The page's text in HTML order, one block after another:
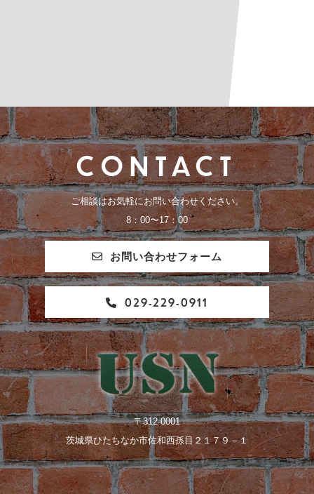
CONTACT
ご相談はお気軽にお問い合わせください。
8：00〜17：00
お問い合わせフォーム
029-229-0911
〒312-0001
茨城県ひたちなか市佐和西孫目２１７９－１